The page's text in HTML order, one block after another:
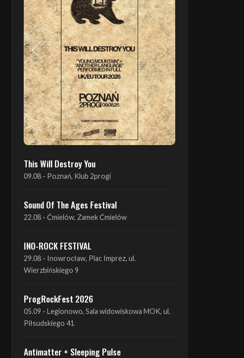
Poprzedni Następny
This Will Destroy You
09.08 - Poznań, Klub 2progi
Sound Of The Ages Festival
22.08 - Ćmielów, Zamek Ćmielów
INO-ROCK FESTIVAL
29.08 - Inowrocław, Plac Imprez, ul.
ProgRockFest 2026
05.09 - Legionowo, Sala widowiskowa MOK, ul.
Antimatter + Sleeping Pulse
09.09 - Poznań, 2Progi
Amelia Tokarska - Celtic Tales Quartet